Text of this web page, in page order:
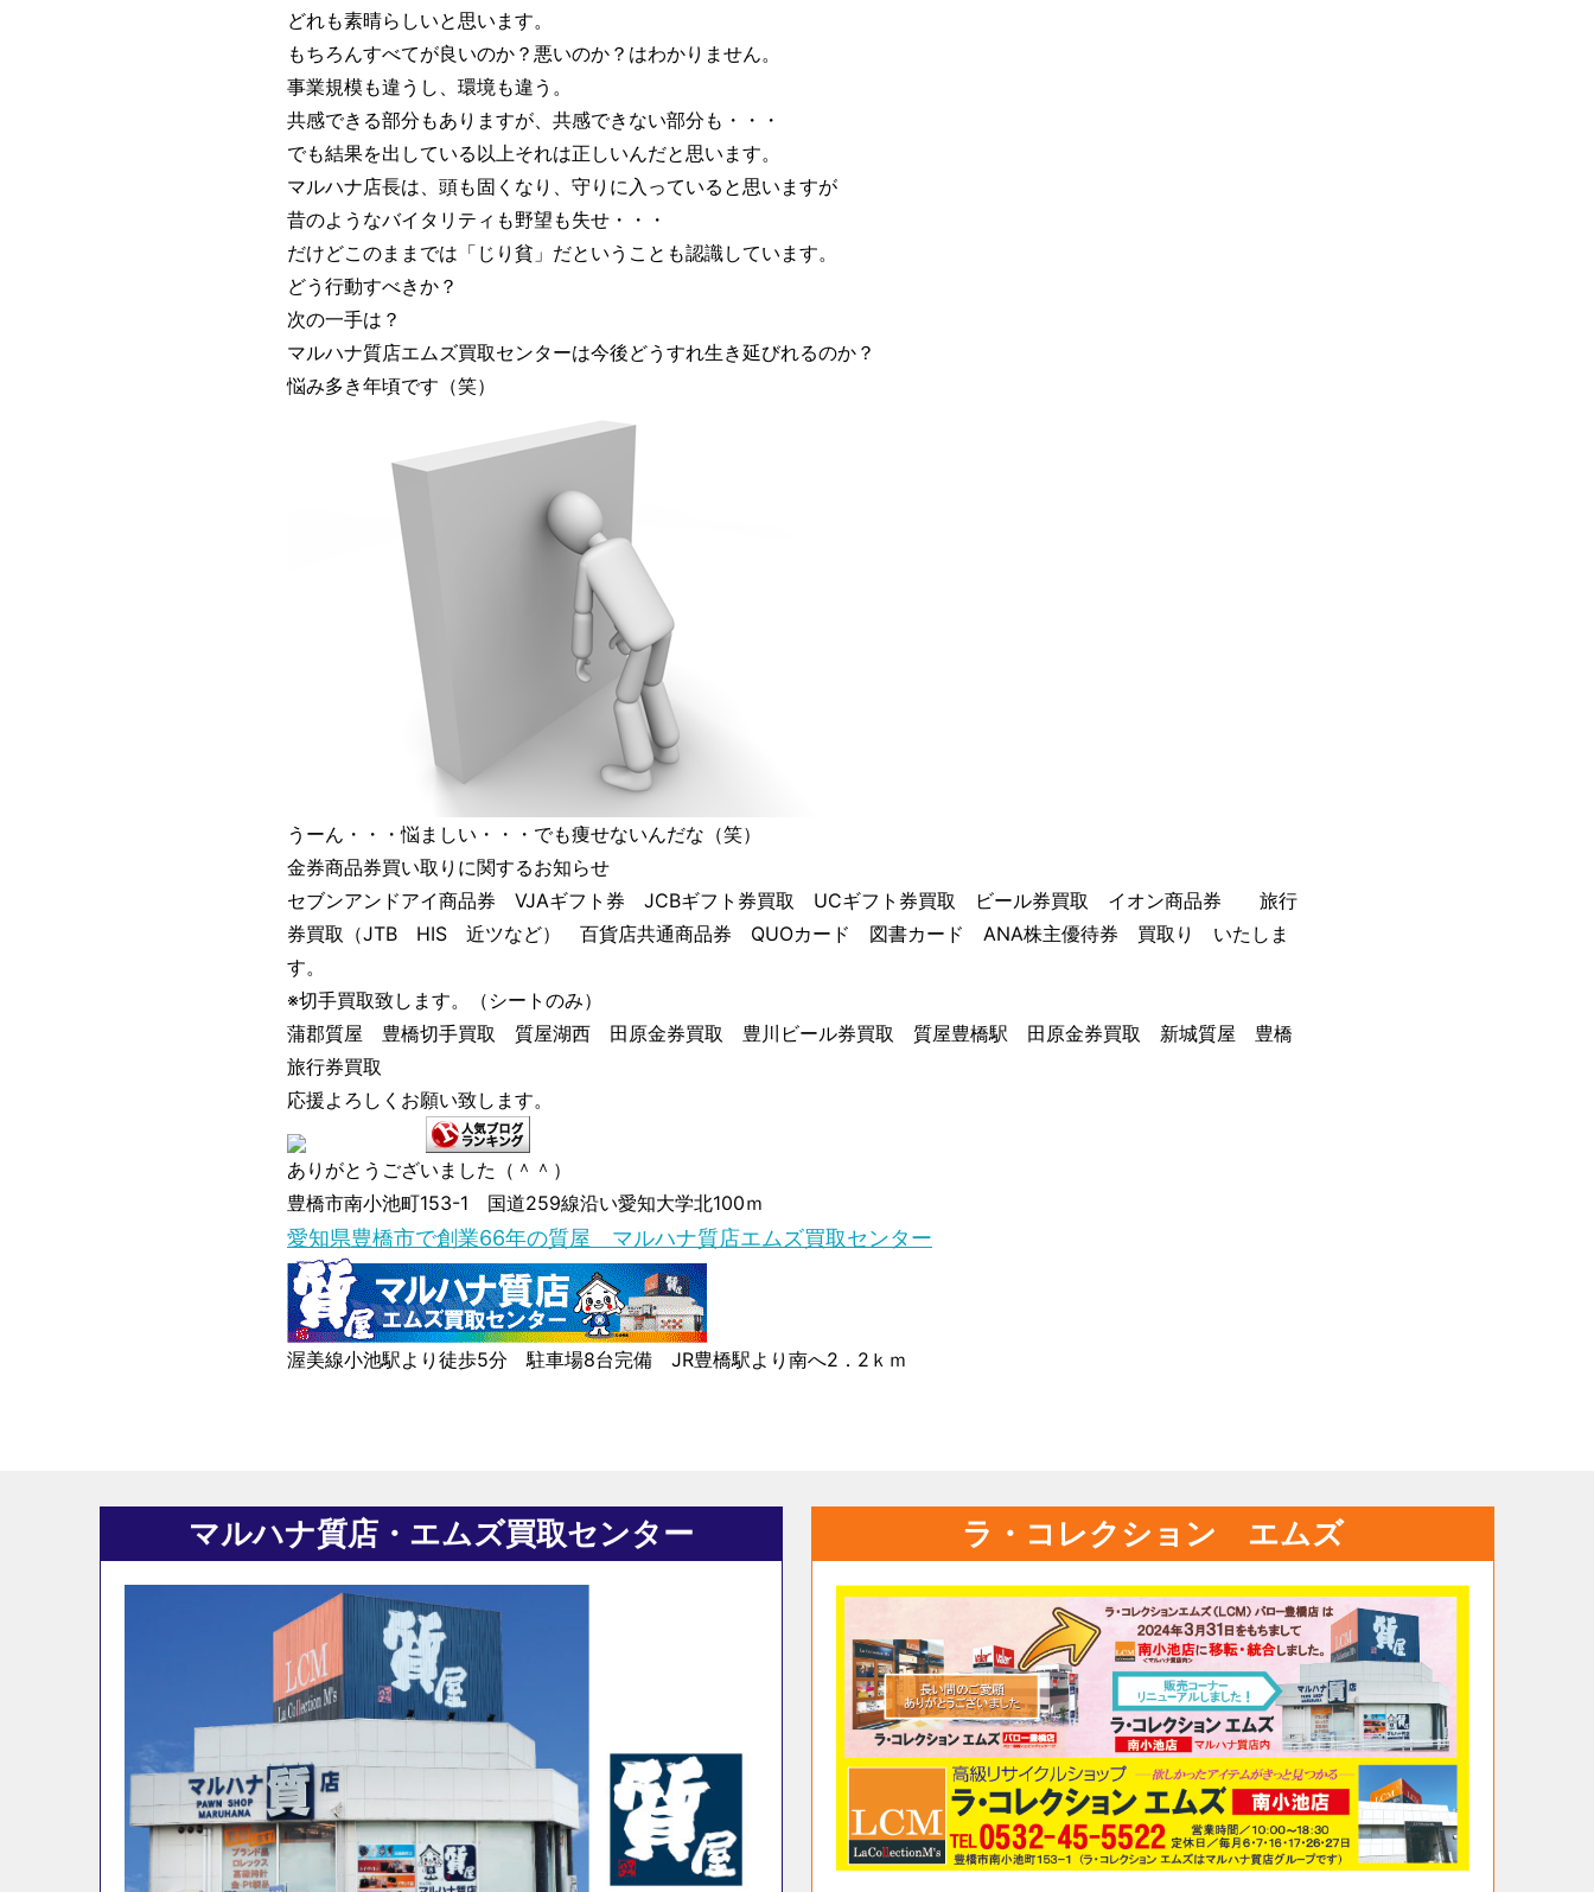
どれも素晴らしいと思います。
もちろんすべてが良いのか？悪いのか？はわかりません。
事業規模も違うし、環境も違う。
共感できる部分もありますが、共感できない部分も・・・
でも結果を出している以上それは正しいんだと思います。
マルハナ店長は、頭も固くなり、守りに入っていると思いますが
昔のようなバイタリティも野望も失せ・・・
だけどこのままでは「じり貧」だということも認識しています。
どう行動すべきか？
次の一手は？
マルハナ質店エムズ買取センターは今後どうすれ生き延びれるのか？
悩み多き年頃です（笑）
うーん・・・悩ましい・・・でも痩せないんだな（笑）
金券商品券買い取りに関するお知らせ
セブンアンドアイ商品券 VJAギフト券 JCBギフト券買取 UCギフト券買取 ビール券買取 イオン商品券 旅行
券買取（JTB HIS 近ツなど） 百貨店共通商品券 QUOカード 図書カード ANA株主優待券 買取り いたしま
す。
※切手買取致します。（シートのみ）
蒲郡質屋 豊橋切手買取 質屋湖西 田原金券買取 豊川ビール券買取 質屋豊橋駅 田原金券買取 新城質屋 豊橋
旅行券買取
応援よろしくお願い致します。
ありがとうございました（＾＾）
豊橋市南小池町153-1 国道259線沿い愛知大学北100ｍ
愛知県豊橋市で創業66年の質屋 マルハナ質店エムズ買取センター
渥美線小池駅より徒歩5分 駐車場8台完備 JR豊橋駅より南へ2．2ｋｍ
マルハナ質店・エムズ買取センター ラ・コレクション エムズ